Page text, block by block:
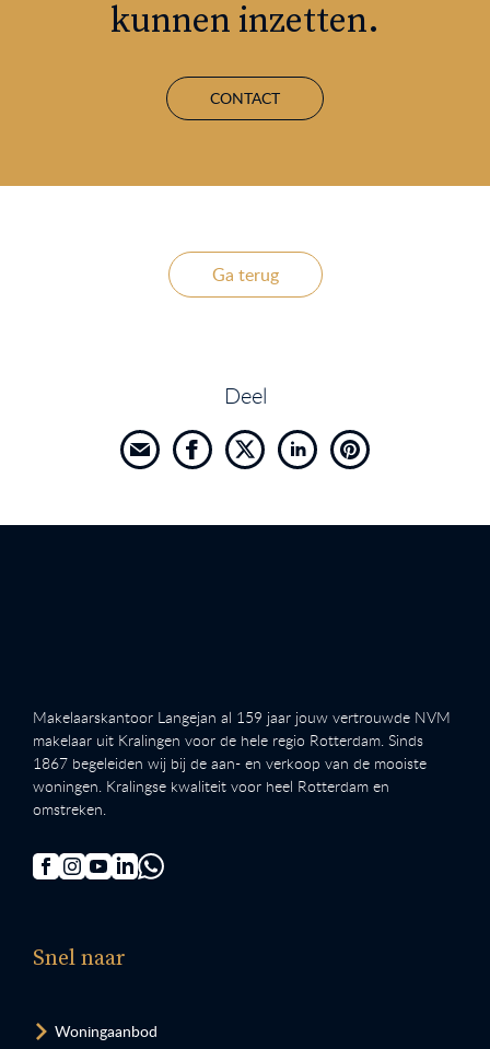
kunnen inzetten.
CONTACT
Ga terug
Deel
Makelaarskantoor Langejan al 159 jaar jouw vertrouwde NVM
makelaar uit Kralingen voor de hele regio Rotterdam. Sinds
1867 begeleiden wij bij de aan- en verkoop van de mooiste
woningen. Kralingse kwaliteit voor heel Rotterdam en
omstreken.
Snel naar
Woningaanbod